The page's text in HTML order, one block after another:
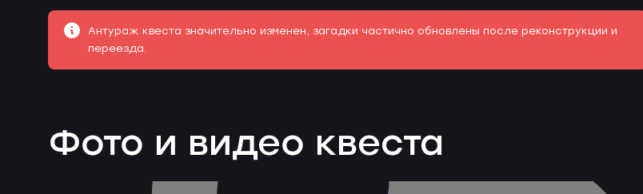
Антураж квеста значительно изменен, загадки частично обновлены после реконструкции и
переезда.
Фото и видео квеста